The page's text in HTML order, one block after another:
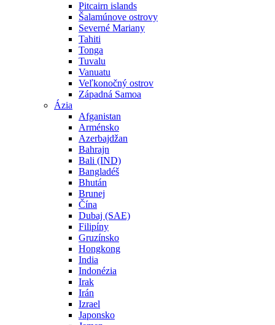
Pitcairn islands
Šalamúnove ostrovy
Severné Mariany
Tahiti
Tonga
Tuvalu
Vanuatu
Veľkonočný ostrov
Západná Samoa
Ázia
Afganistan
Arménsko
Azerbajdžan
Bahrajn
Bali (IND)
Bangladéš
Bhután
Brunej
Čína
Dubaj (SAE)
Filipíny
Gruzínsko
Hongkong
India
Indonézia
Irak
Irán
Izrael
Japonsko